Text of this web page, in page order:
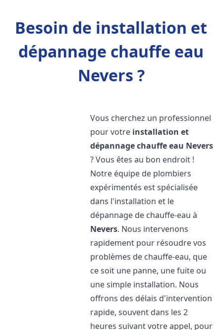
Besoin de installation et
dépannage chauffe eau
Nevers ?
Vous cherchez un professionnel
pour votre installation et
dépannage chauffe eau Nevers
? Vous êtes au bon endroit !
Notre équipe de plombiers
expérimentés est spécialisée
dans l'installation et le
dépannage de chauffe-eau à
Nevers. Nous intervenons
rapidement pour résoudre vos
problèmes de chauffe-eau, que
ce soit une panne, une fuite ou
une simple installation. Nous
offrons des délais d'intervention
rapide, souvent dans les 2
heures suivant votre appel, pour